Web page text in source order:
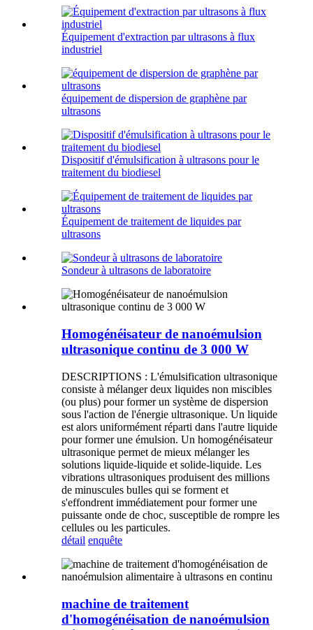
Équipement d'extraction par ultrasons à flux
industriel
équipement de dispersion de graphène par
ultrasons
Dispositif d'émulsification à ultrasons pour le
traitement du biodiesel
Équipement de traitement de liquides par
ultrasons
Sondeur à ultrasons de laboratoire
Homogénéisateur de nanoémulsion
ultrasonique continu de 3 000 W
DESCRIPTIONS : L'émulsification ultrasonique
consiste à mélanger deux liquides non miscibles
(ou plus) pour former un système de dispersion
sous l'action de l'énergie ultrasonique. Un liquide
est alors uniformément réparti dans l'autre liquide
pour former une émulsion. Un homogénéisateur
ultrasonique permet de mieux mélanger les
solutions liquide-liquide et solide-liquide. Les
vibrations ultrasoniques produisent des millions
de minuscules bulles qui se forment et
s'effondrent immédiatement pour former une
puissante onde de choc, susceptible de rompre les
cellules ou les particules.
détail enquête
machine de traitement
d'homogénéisation de nanoémulsion